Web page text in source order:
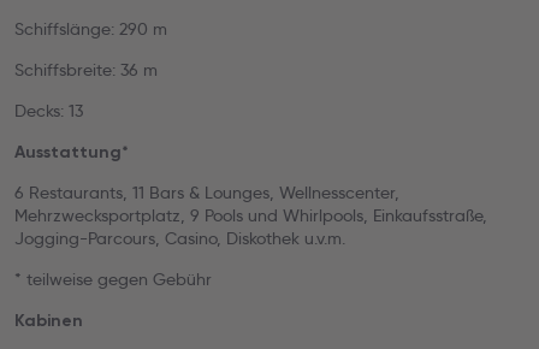
Schiffslänge: 290 m
Schiffsbreite: 36 m
Decks: 13
Ausstattung*
6 Restaurants, 11 Bars & Lounges, Wellnesscenter,
Mehrzwecksportplatz, 9 Pools und Whirlpools, Einkaufsstraße,
Jogging-Parcours, Casino, Diskothek u.v.m.
* teilweise gegen Gebühr
Kabinen